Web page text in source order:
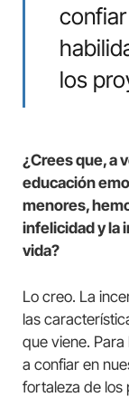
los
¿Crees que, a
educación
menores,
infelicidad y la
vida?
Lo creo. La
las
que viene.
a confiar en
fortaleza de los